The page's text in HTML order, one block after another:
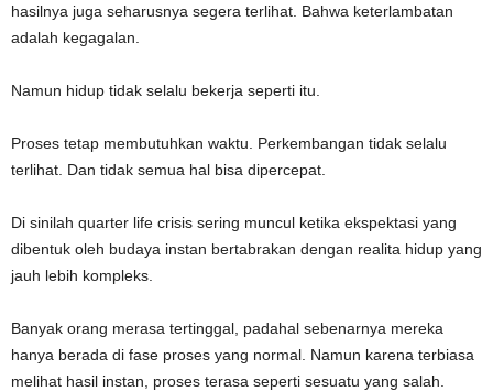
hasilnya juga seharusnya segera terlihat. Bahwa keterlambatan
adalah kegagalan.
Namun hidup tidak selalu bekerja seperti itu.
Proses tetap membutuhkan waktu. Perkembangan tidak selalu
terlihat. Dan tidak semua hal bisa dipercepat.
Di sinilah quarter life crisis sering muncul ketika ekspektasi yang
dibentuk oleh budaya instan bertabrakan dengan realita hidup yang
jauh lebih kompleks.
Banyak orang merasa tertinggal, padahal sebenarnya mereka
hanya berada di fase proses yang normal. Namun karena terbiasa
melihat hasil instan, proses terasa seperti sesuatu yang salah.